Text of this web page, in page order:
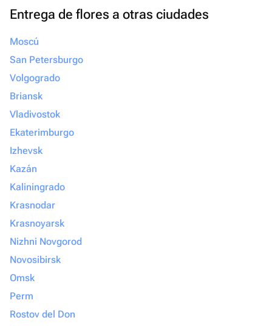
Entrega de flores a otras ciudades
Moscú
San Petersburgo
Volgogrado
Briansk
Vladivostok
Ekaterimburgo
Izhevsk
Kazán
Kaliningrado
Krasnodar
Krasnoyarsk
Nizhni Novgorod
Novosibirsk
Omsk
Perm
Rostov del Don